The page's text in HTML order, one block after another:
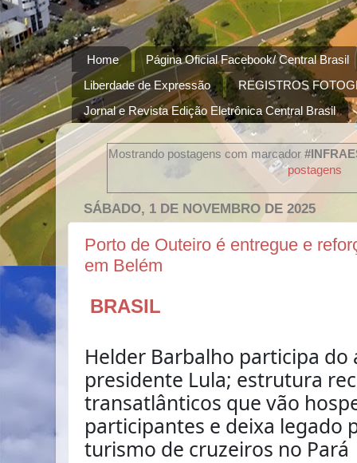
Home
Página Oficial Facebook/ Central Brasil
Liberdade de Expressão
REGISTROS
Jornal e Revista Edição Eletrônica Central Brasil
Mostrando postagens com marcador
postagens
SÁBADO, 1 DE NOVEMBRO DE 2025
Porto de Outeiro é entregue e
em Belém
BRASIL
Helder Barbalho participa do
presidente Lula; estrutura
transatlânticos que vão
participantes e deixa legado
turismo de cruzeiros no Pará